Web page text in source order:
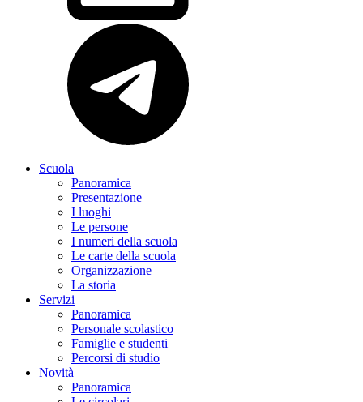
Scuola
Panoramica
Presentazione
I luoghi
Le persone
I numeri della scuola
Le carte della scuola
Organizzazione
La storia
Servizi
Panoramica
Personale scolastico
Famiglie e studenti
Percorsi di studio
Novità
Panoramica